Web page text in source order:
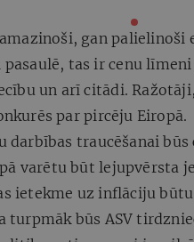
gan palielinoši
tas ir cenu
un arī citādi.
par pircēju Eiropā.
darbības traucēšanai
varētu būt lejupvērsta
ietekme uz inflāciju
turpmāk būs ASV